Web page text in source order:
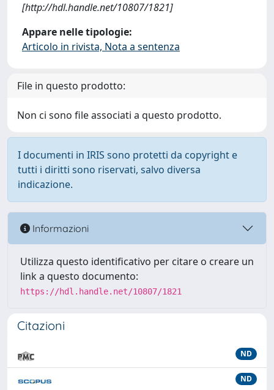
[http://hdl.handle.net/10807/1821]
Appare nelle tipologie:
Articolo in rivista, Nota a sentenza
File in questo prodotto:
Non ci sono file associati a questo prodotto.
I documenti in IRIS sono protetti da copyright e
tutti i diritti sono riservati, salvo diversa
indicazione.
Informazioni
Utilizza questo identificativo per citare o creare un
link a questo documento:
https://hdl.handle.net/10807/1821
Citazioni
ND
ND